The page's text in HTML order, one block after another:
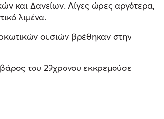
και Δανείων. Λίγες ώρες αργότερα,
λιμένα.
ουσιών βρέθηκαν στην
του 29χρονου εκκρεμούσε